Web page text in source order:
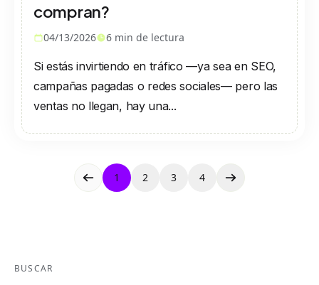
compran?
04/13/2026 6 min de lectura
Si estás invirtiendo en tráfico —ya sea en SEO,
campañas pagadas o redes sociales— pero las
ventas no llegan, hay una...
1 2 3 4
BUSCAR